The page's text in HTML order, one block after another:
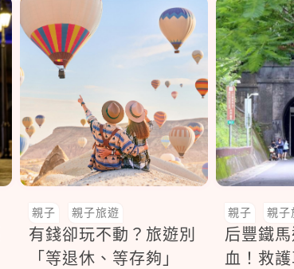
親子 親子旅遊
有錢卻玩不動？旅遊別
「等退休、等存夠」
親子 親子
后豐鐵
血！救